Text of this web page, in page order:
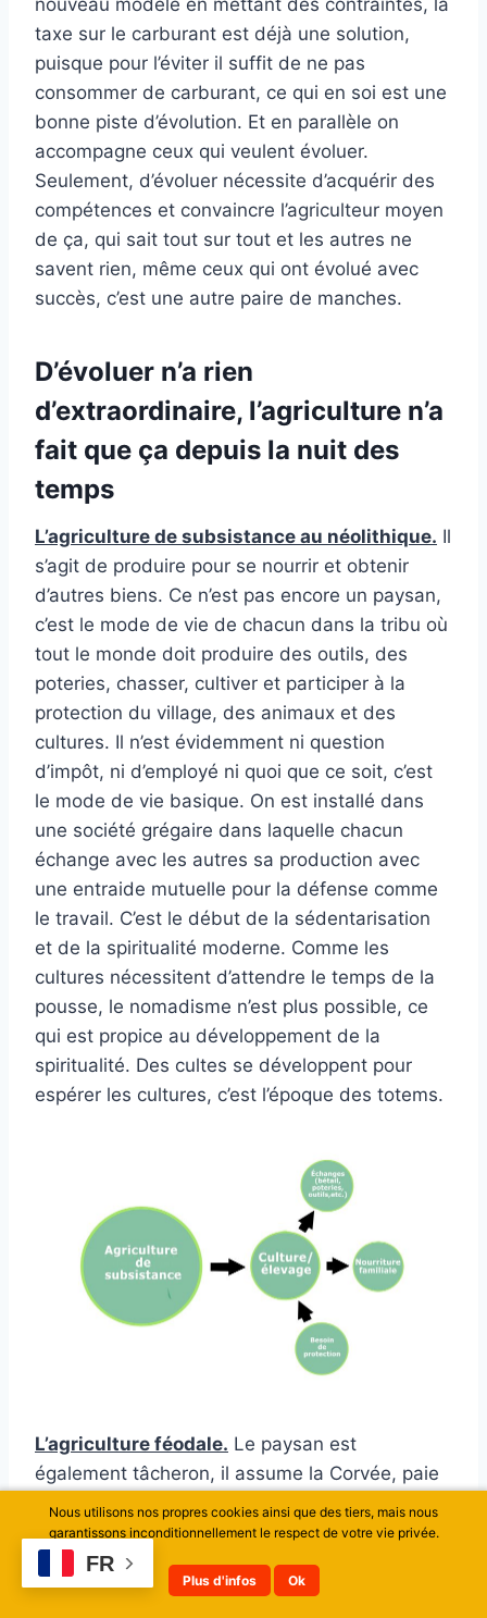
taxe sur le carburant est déjà une solution,
puisque pour l’éviter il suffit de ne pas
consommer de carburant, ce qui en soi est une
bonne piste d’évolution. Et en parallèle on
accompagne ceux qui veulent évoluer.
Seulement, d’évoluer nécessite d’acquérir des
compétences et convaincre l’agriculteur moyen
de ça, qui sait tout sur tout et les autres ne
savent rien, même ceux qui ont évolué avec
succès, c’est une autre paire de manches.
D’évoluer n’a rien
d’extraordinaire, l’agriculture n’a
fait que ça depuis la nuit des
temps
L’agriculture de subsistance au néolithique. Il
s’agit de produire pour se nourrir et obtenir
d’autres biens. Ce n’est pas encore un paysan,
c’est le mode de vie de chacun dans la tribu où
tout le monde doit produire des outils, des
poteries, chasser, cultiver et participer à la
protection du village, des animaux et des
cultures. Il n’est évidemment ni question
d’impôt, ni d’employé ni quoi que ce soit, c’est
le mode de vie basique. On est installé dans
une société grégaire dans laquelle chacun
échange avec les autres sa production avec
une entraide mutuelle pour la défense comme
le travail. C’est le début de la sédentarisation
et de la spiritualité moderne. Comme les
cultures nécessitent d’attendre le temps de la
pousse, le nomadisme n’est plus possible, ce
qui est propice au développement de la
spiritualité. Des cultes se développent pour
espérer les cultures, c’est l’époque des totems.
L’agriculture féodale. Le paysan est
également tâcheron, il assume la Corvée, paie
la Dîme sur sa récolte et il a besoin de la
protection du seigneur local, généralement
propriétaire des terres. La société est déjà plus
structurée, il existe une justice, un pouvoir
FR
Nous utilisons nos propres cookies ainsi que des tiers, mais nous
garantissons inconditionnellement le respect de votre vie privée.
Plus d'infos Ok